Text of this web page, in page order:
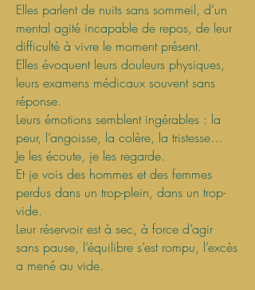
Elles parlent de nuits sans sommeil, d’un
mental agité incapable de repos, de leur
difficulté à vivre le moment présent.
Elles évoquent leurs douleurs physiques,
leurs examens médicaux souvent sans
réponse.
Leurs émotions semblent ingérables : la
peur, l’angoisse, la colère, la tristesse…
Je les écoute, je les regarde.
Et je vois des hommes et des femmes
perdus dans un trop-plein, dans un trop-
vide.
Leur réservoir est à sec, à force d’agir
sans pause, l’équilibre s’est rompu, l’excès
a mené au vide.